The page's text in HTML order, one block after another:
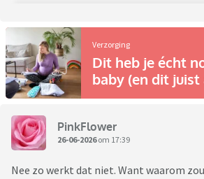
Verzorging
Dit heb je écht
baby (en dit
PinkFlower
26-06-2026om 17:39
Nee zo werkt dat niet. Want waarom